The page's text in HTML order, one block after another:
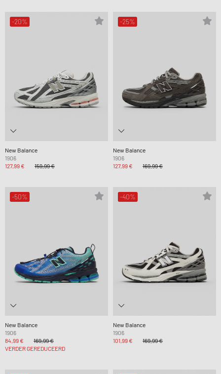
-20%
New Balance
1906
127,99 €
159,99 €
-25%
New Balance
1906
127,99 €
169,99 €
-50%
New Balance
1906
84,99 €
169,99 €
VERDER GEREDUCEERD
-40%
New Balance
1906
101,99 €
169,99 €